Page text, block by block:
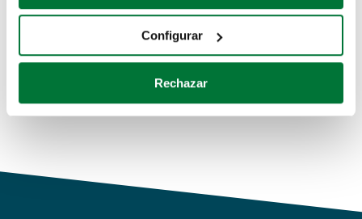
Recopilar información sobre su ubicación geográfica
Identificar su dispositivo analizándolo activamente
para buscar características específicas (huellas
Obtenga más información sobre cómo se procesan sus
de cookies.
Configurar
Rechazar
Coches de km0